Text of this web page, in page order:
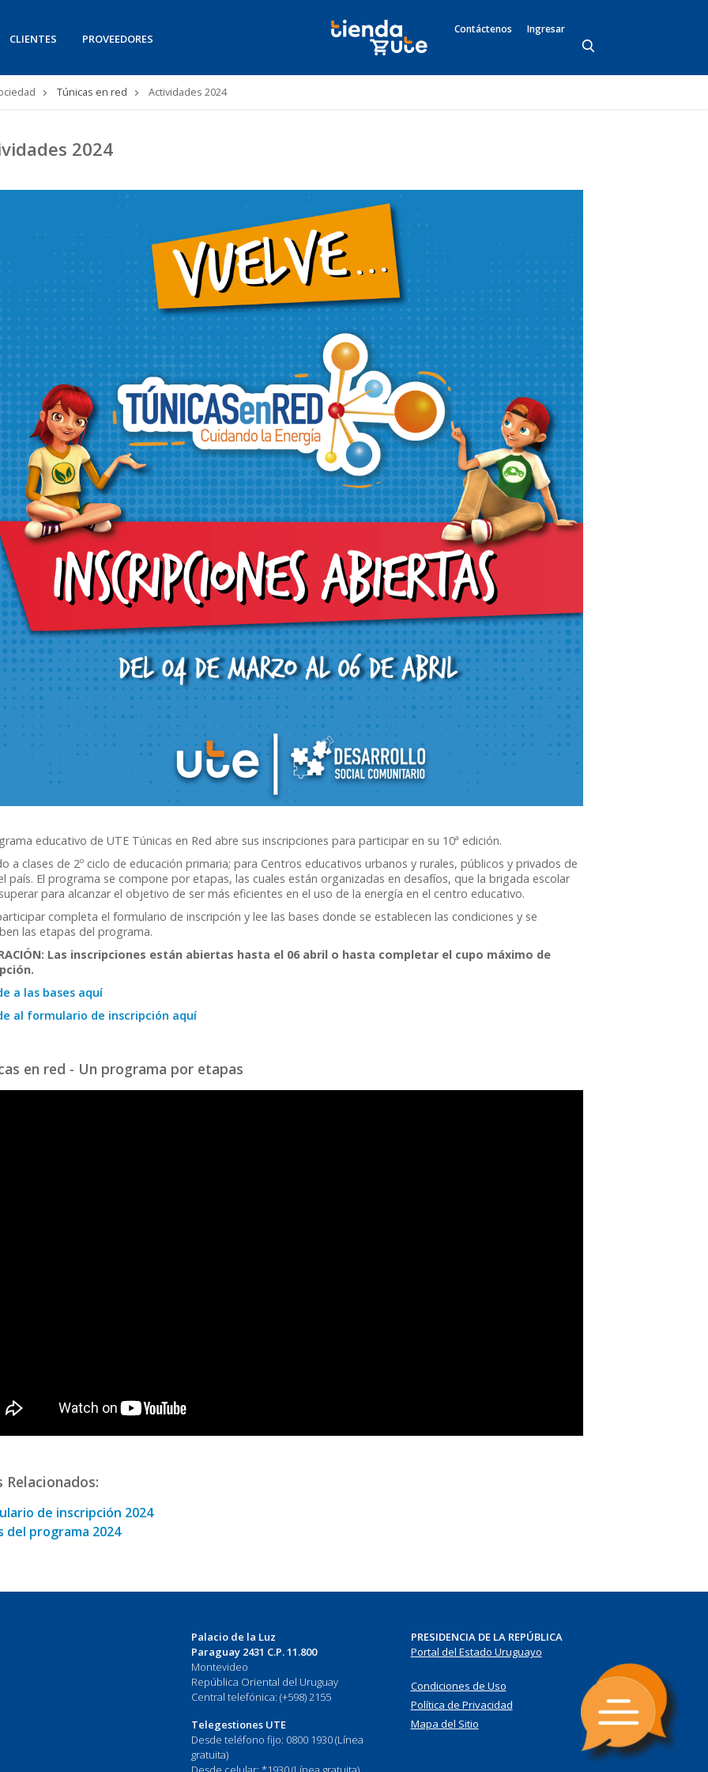
CLIENTES PROVEEDORES
Contáctenos Ingresar
Túnicas en red Actividades 2024
2024
educativo de UTE Túnicas en Red abre sus inscripciones para participar en su 10ª edición.
a clases de 2º ciclo de educación primaria; para Centros educativos urbanos y rurales, públicos y privados de
país. El programa se compone por etapas, las cuales están organizadas en desafíos, que la brigada escolar
para alcanzar el objetivo de ser más eficientes en el uso de la energía en el centro educativo.
completa el formulario de inscripción y lee las bases donde se establecen las condiciones y se
las etapas del programa.
Las inscripciones están abiertas hasta el 06 abril o hasta completar el cupo máximo de
a las bases aquí
al formulario de inscripción aquí
en red - Un programa por etapas
Relacionados:
de inscripción 2024
del programa 2024
Palacio de la Luz
Paraguay 2431 C.P. 11.800
Montevideo
República Oriental del Uruguay
Central telefónica: (+598) 2155
Telegestiones UTE
Desde teléfono fijo: 0800 1930 (Línea
gratuita)
PRESIDENCIA DE LA REPÚBLICA
Portal del Estado Uruguayo
Condiciones de Uso
Política de Privacidad
Mapa del Sitio